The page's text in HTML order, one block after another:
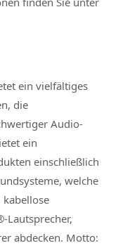
ein vielfältiges
die
Audio-
ein
einschließlich
welche
kabellose
abdecken. Motto: